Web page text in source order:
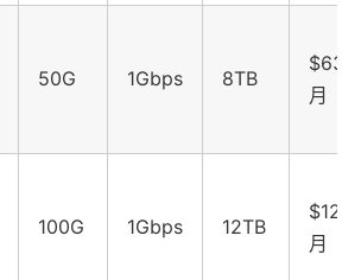
50G 1Gbps 8TB
月
100G 1Gbps 12TB
月